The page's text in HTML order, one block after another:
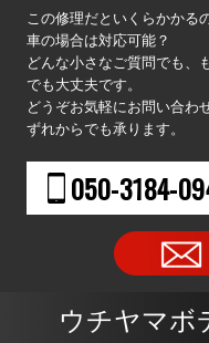
この修理だといくらかか
車の場合は対応可能？
どんな小さなご質問でも、
でも大丈夫です。
どうぞお気軽にお問い合わ
ずれからでも承ります。
050-3184-
ウチヤマ